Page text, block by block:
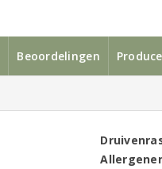
Beoordelingen